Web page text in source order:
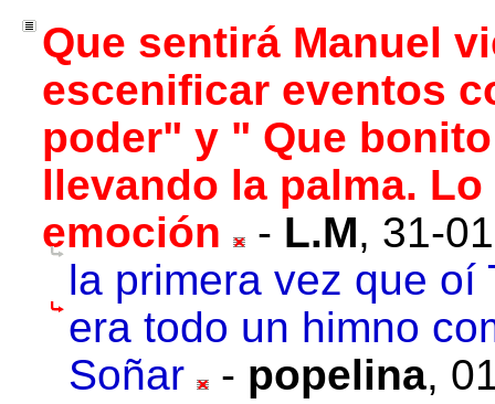
Que sentirá Manuel
escenificar eventos
poder" y " Que
llevando la palma.
emoción
- L.M, 31-
la primera vez que oí
era todo un himno
Soñar
- popelina,